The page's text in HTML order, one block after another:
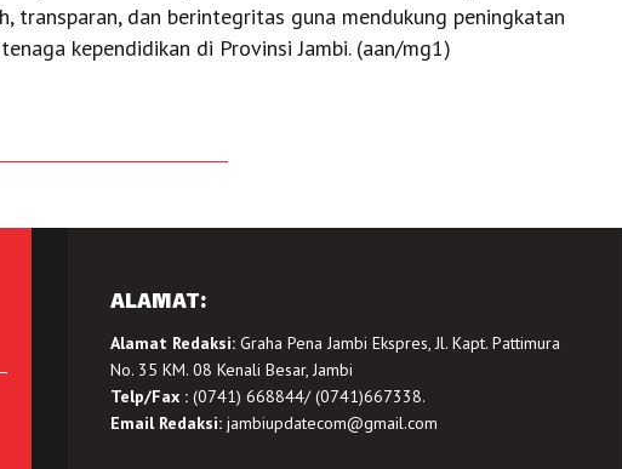
transparan, dan berintegritas guna mendukung peningkatan
kependidikan di Provinsi Jambi. (aan/mg1)
ALAMAT:
Alamat Redaksi:Graha Pena Jambi Ekspres, Jl. Kapt. Pattimura
No. 35 KM. 08 Kenali Besar, Jambi
Telp/Fax :(0741) 668844/ (0741)667338.
Email Redaksi: jambiupdatecom@gmail.com